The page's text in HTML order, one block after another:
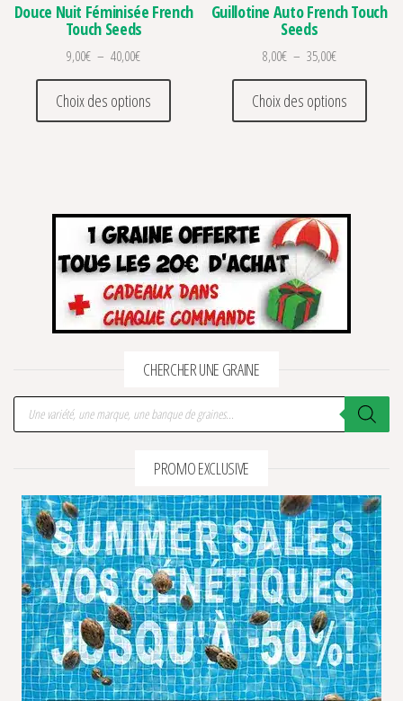
Douce Nuit Féminisée French
Touch Seeds
9,00€ – 40,00€Plage de prix : 9,00€ à 40,00€
Choix des options
Ce produit a plusieurs variations. Les
Guillotine Auto French Touch
Seeds
8,00€ – 35,00€Plage de prix
Choix des options
Ce
CHERCHER UNE GRAINE
Recherche de produits
PROMO EXCLUSIVE